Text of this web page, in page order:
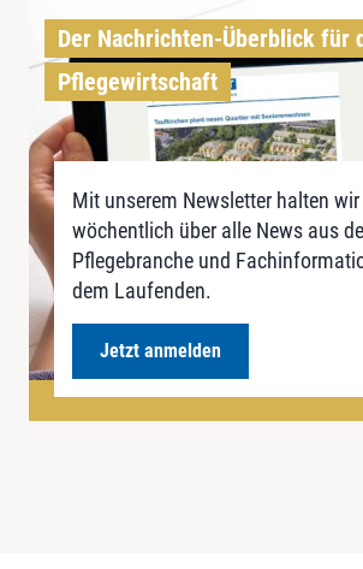
Der Nachrichten-Überblick für
Pflegewirtschaft
Mit unserem Newsletter halten wir
wöchentlich über alle News aus
Pflegebranche und
dem Laufenden.
Jetzt anmelden